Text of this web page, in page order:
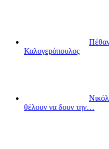
Καλογερόπουλος
θέλουν να δουν την…